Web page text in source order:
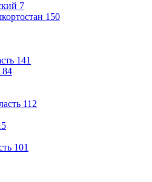
7
150
141
84
112
101